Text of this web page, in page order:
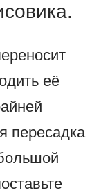
её
пересадка